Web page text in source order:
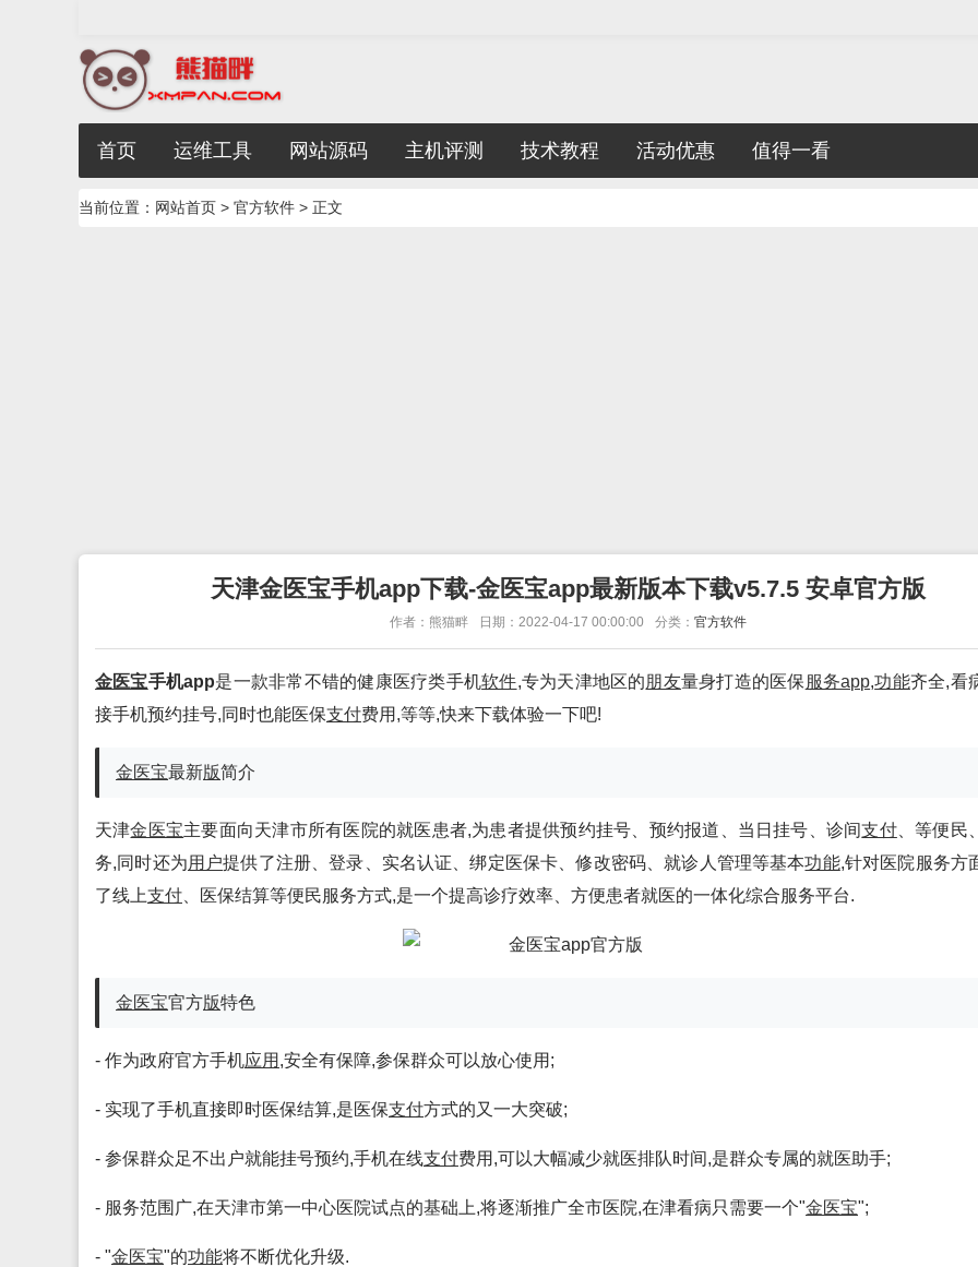
首页 运维工具 网站源码 主机评测 技术教程 活动优惠 值得一看
当前位置： 网站首页 > 官方软件 > 正文
天津金医宝手机app下载-金医宝app最新版本下载v5.7.5 安卓官方版
作者：熊猫畔 日期：2022-04-17 00:00:00 分类：官方软件
金医宝手机app是一款非常不错的健康医疗类手机软件,专为天津地区的朋友量身打造的医保 服务app,功能齐全,看
接手机预约挂号,同时也能医保支付费用,等等,快来下载体验一下吧!
金医宝最新版简介
天津金医宝主要面向天津市所有医院的就医患者,为患者提供预约挂号、预约报道、当日挂号、诊间支付、等便民
务,同时还为用户提供了注册、登录、实名认证、绑定医保卡、修改密码、就诊人管理等基本功能,针对医院服务方
了线上支付 、医保结算等便民服务方式,是一个提高诊疗效率、方便患者就医的一体化综合服务平台.
金医宝官方版特色
- 作为政府官方手机应用 ,安全有保障,参保群众可以放心使用;
- 实现了手机直接即时医保结算,是医保支付方式的又一大突破;
- 参保群众足不出户就能挂号预约,手机在线支付费用,可以大幅减少就医排队时间,是群众专属的就医助手;
- 服务范围广,在天津市第一中心医院试点的基础上,将逐渐推广全市医院,在津看病只需要一个"金医宝";
- "金医宝"的功能将不断优化升级.